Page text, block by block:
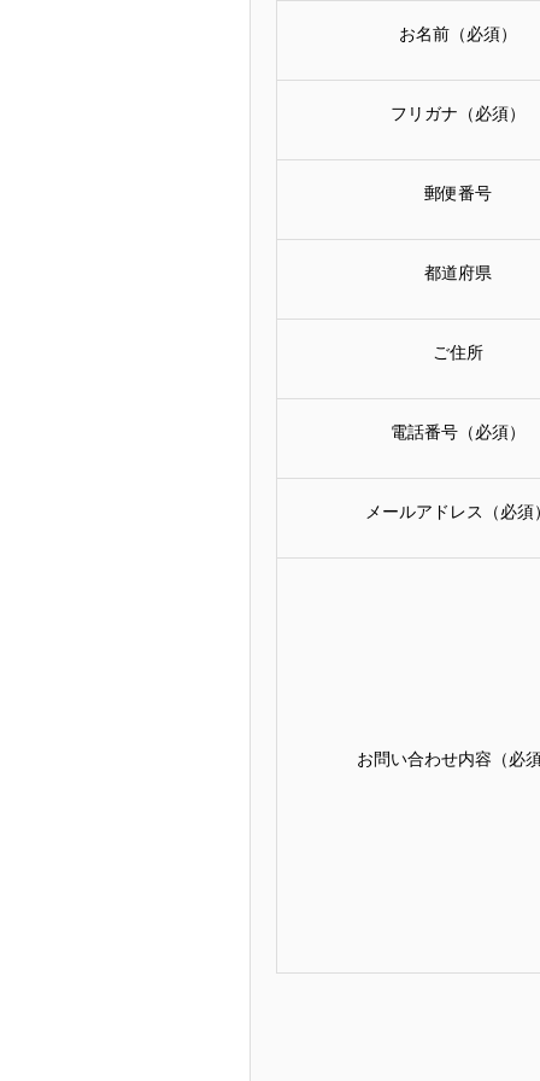
お名前（必須）
フリガナ（必須）
郵便番号
都道府県
ご住所
電話番号（必須）
メールアドレス（必須
お問い合わせ内容（必